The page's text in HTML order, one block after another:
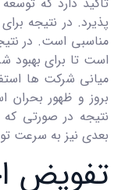
پذیرد. در نتیجه
مناسبی است. در
است تا برای بهبود
میانی شرکت ها
بروز و ظهور بحران
نتیجه در صورتی
بعدی نیز به سرعت
تفویض